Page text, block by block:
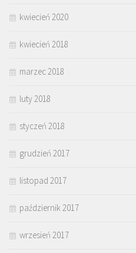
kwiecień 2020
kwiecień 2018
marzec 2018
luty 2018
styczeń 2018
grudzień 2017
listopad 2017
październik 2017
wrzesień 2017